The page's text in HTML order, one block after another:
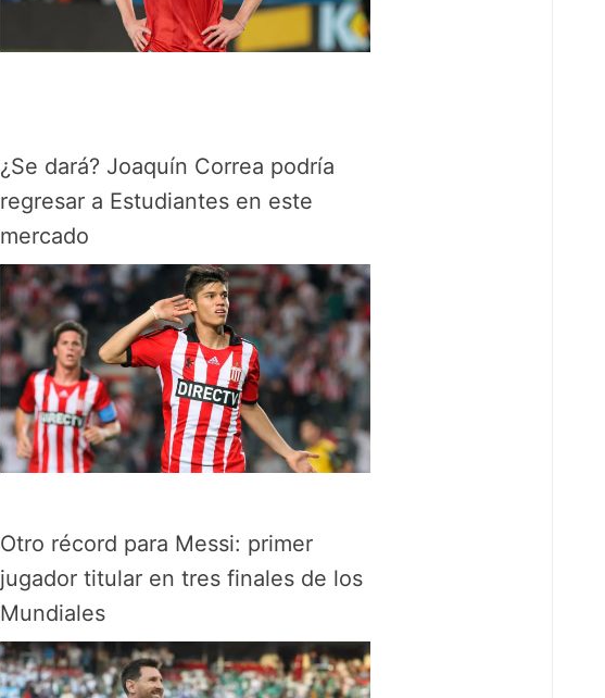
¿Se dará? Joaquín Correa podría
regresar a Estudiantes en este
mercado
Otro récord para Messi: primer
jugador titular en tres finales de los
Mundiales